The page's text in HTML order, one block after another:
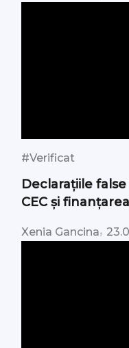
#Verificat
Declarațiile
CEC și
Xenia Gancina,